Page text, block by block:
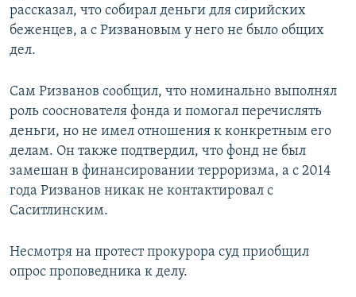
рассказал, что собирал деньги для сирийских
беженцев, а с Ризвановым у него не было общих
дел.
Сам Ризванов сообщил, что номинально выполнял
роль сооснователя фонда и помогал перечислять
деньги, но не имел отношения к конкретным его
делам. Он также подтвердил, что фонд не был
замешан в финансировании терроризма, а с 2014
года Ризванов никак не контактировал с
Саситлинским.
Несмотря на протест прокурора суд приобщил
опрос проповедника к делу.